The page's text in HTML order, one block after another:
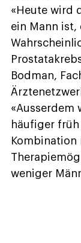
«Heute wird
ein Mann ist,
Bodman,
«Ausserdem
häufiger
Kombination
weniger